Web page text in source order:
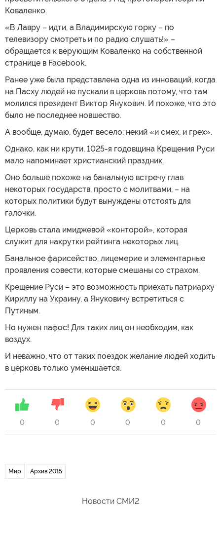
Коваленко.
«В Лавру – идти, а Владимирскую горку – по
телевизору смотреть и по радио слушать!» –
обращается к верующим Коваленко на собственной
странице в Facebook.
Ранее уже была представлена одна из инноваций, когда
на Пасху людей не пускали в церковь потому, что там
молился президент Виктор Янукович. И похоже, что это
было не последнее новшество.
А вообще, думаю, будет весело: некий «и смех, и грех».
Однако, как ни крути, 1025-я годовщина Крещения Руси
мало напоминает христианский праздник.
Оно больше похоже на банальную встречу глав
некоторых государств, просто с молитвами, – на
которых политики будут вынуждены отстоять для
галочки.
Церковь стала имиджевой «конторой», которая
служит для накрутки рейтинга некоторых лиц.
Банальное фарисейство, лицемерие и элементарные
проявления совести, которые смешаны со страхом.
Крещение Руси – это возможность приехать патриарху
Кириллу на Украину, а Януковичу встретиться с
Путиным.
Но нужен пафос! Для таких лиц он необходим, как
воздух.
И неважно, что от таких поездок желание людей ходить
в церковь только уменьшается.
0 0 0 0 0 0
Мир Архив 2015
Новости СМИ2